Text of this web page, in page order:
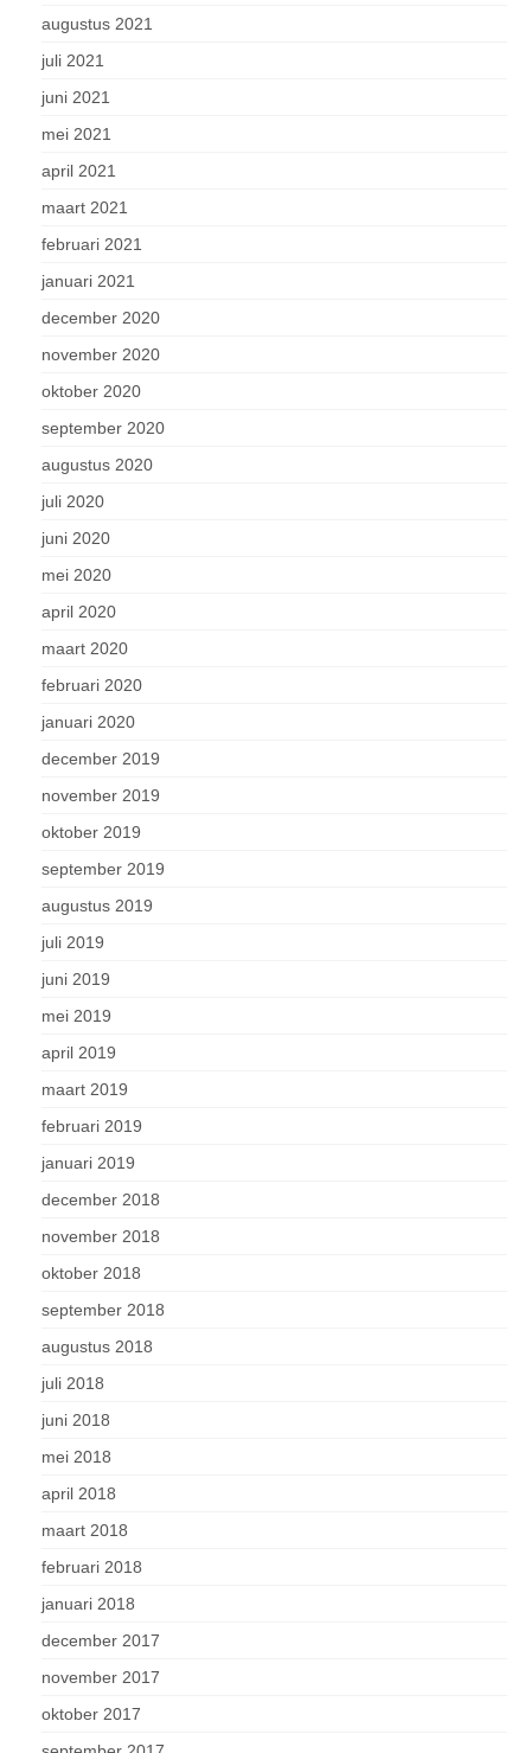
augustus 2021
juli 2021
juni 2021
mei 2021
april 2021
maart 2021
februari 2021
januari 2021
december 2020
november 2020
oktober 2020
september 2020
augustus 2020
juli 2020
juni 2020
mei 2020
april 2020
maart 2020
februari 2020
januari 2020
december 2019
november 2019
oktober 2019
september 2019
augustus 2019
juli 2019
juni 2019
mei 2019
april 2019
maart 2019
februari 2019
januari 2019
december 2018
november 2018
oktober 2018
september 2018
augustus 2018
juli 2018
juni 2018
mei 2018
april 2018
maart 2018
februari 2018
januari 2018
december 2017
november 2017
oktober 2017